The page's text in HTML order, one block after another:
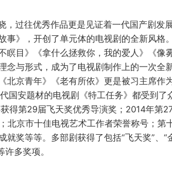
过往优秀作品更是见证着一代国产剧发
》，开创了单元体的电视剧的全新风格
瞑目》《拿什么拯救你，我的爱人》《像
与形式，成为了电视剧制作上的一次全
京青年》《老有所依》更是被习主席作
国安题材的电视剧《特工任务》都受到了
得第29届飞天奖优秀导演奖；2014年第
北京市十佳电视艺术工作者荣誉称号；第
奖等等。多部剧获得了包括“飞天奖”、“
多奖项。